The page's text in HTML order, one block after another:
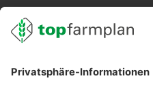
Sei immer auf